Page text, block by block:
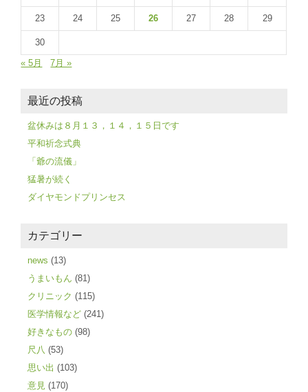
23 24 25 26 27 28 29
30
« 5月
7月 »
最近の投稿
盆休みは８月１３，１４，１５日です
平和祈念式典
「爺の流儀」
猛暑が続く
ダイヤモンドプリンセス
カテゴリー
news (13)
うまいもん (81)
クリニック (115)
医学情報など (241)
好きなもの (98)
尺八 (53)
思い出 (103)
意見 (170)